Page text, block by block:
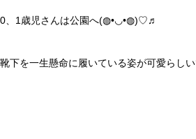
0、1歳児さんは公園へ(◍•◡•◍)♡♬
靴下を一生懸命に履いている姿が可愛らし